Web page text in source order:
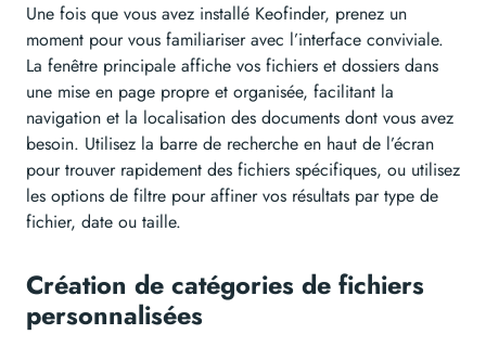
Une fois que vous avez installé Keofinder, prenez un
moment pour vous familiariser avec l’interface conviviale.
La fenêtre principale affiche vos fichiers et dossiers dans
une mise en page propre et organisée, facilitant la
navigation et la localisation des documents dont vous avez
besoin. Utilisez la barre de recherche en haut de l’écran
pour trouver rapidement des fichiers spécifiques, ou utilisez
les options de filtre pour affiner vos résultats par type de
fichier, date ou taille.
Création de catégories de fichiers
personnalisées